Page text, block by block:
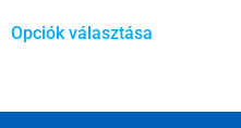
Opciók választása